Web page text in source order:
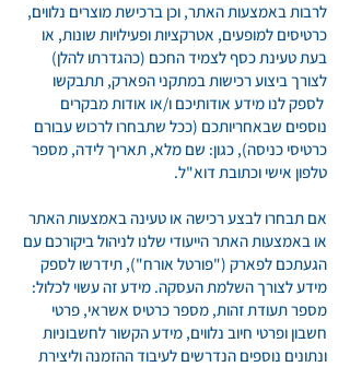
לרבות באמצעות האתר, וכן ברכישת מוצרים נלווים,
כרטיסים למופעים, אטרקציות ופעילויות שונות, או
בעת טעינת כסף לצמיד החכם (כהגדרתו להלן)
לצורך ביצוע רכישות במתקני הפארק, תתבקשו
לספק לנו מידע אודותיכם ו/או אודות מבקרים
נוספים שבאחריותכם (ככל שתבחרו לרכוש עבורם
כרטיסי כניסה), כגון: שם מלא, תאריך לידה, מספר
טלפון אישי וכתובת דוא"ל.
אם תבחרו לבצע רכישה או טעינה באמצעות האתר
או באמצעות האתר הייעודי שלנו לניהול ביקורכם עם
הגעתכם לפארק ("פורטל אורח"), תידרשו לספק
מידע לצורך השלמת העסקה. מידע זה עשוי לכלול:
מספר תעודת זהות, מספר כרטיס אשראי, פרטי
חשבון ופרטי חיוב נלווים, מידע הקשור לחשבוניות
ונתונים נוספים הנדרשים לעיבוד ההזמנה וליצירת